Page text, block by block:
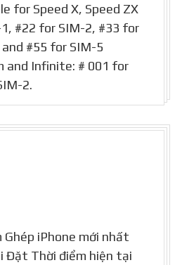
for Speed X, Speed ZX
#22 for SIM-2, #33 for
#55 for SIM-5
and Infinite: # 001 for
2.
Ghép iPhone mới nhất
Đặt Thời điểm hiện tại